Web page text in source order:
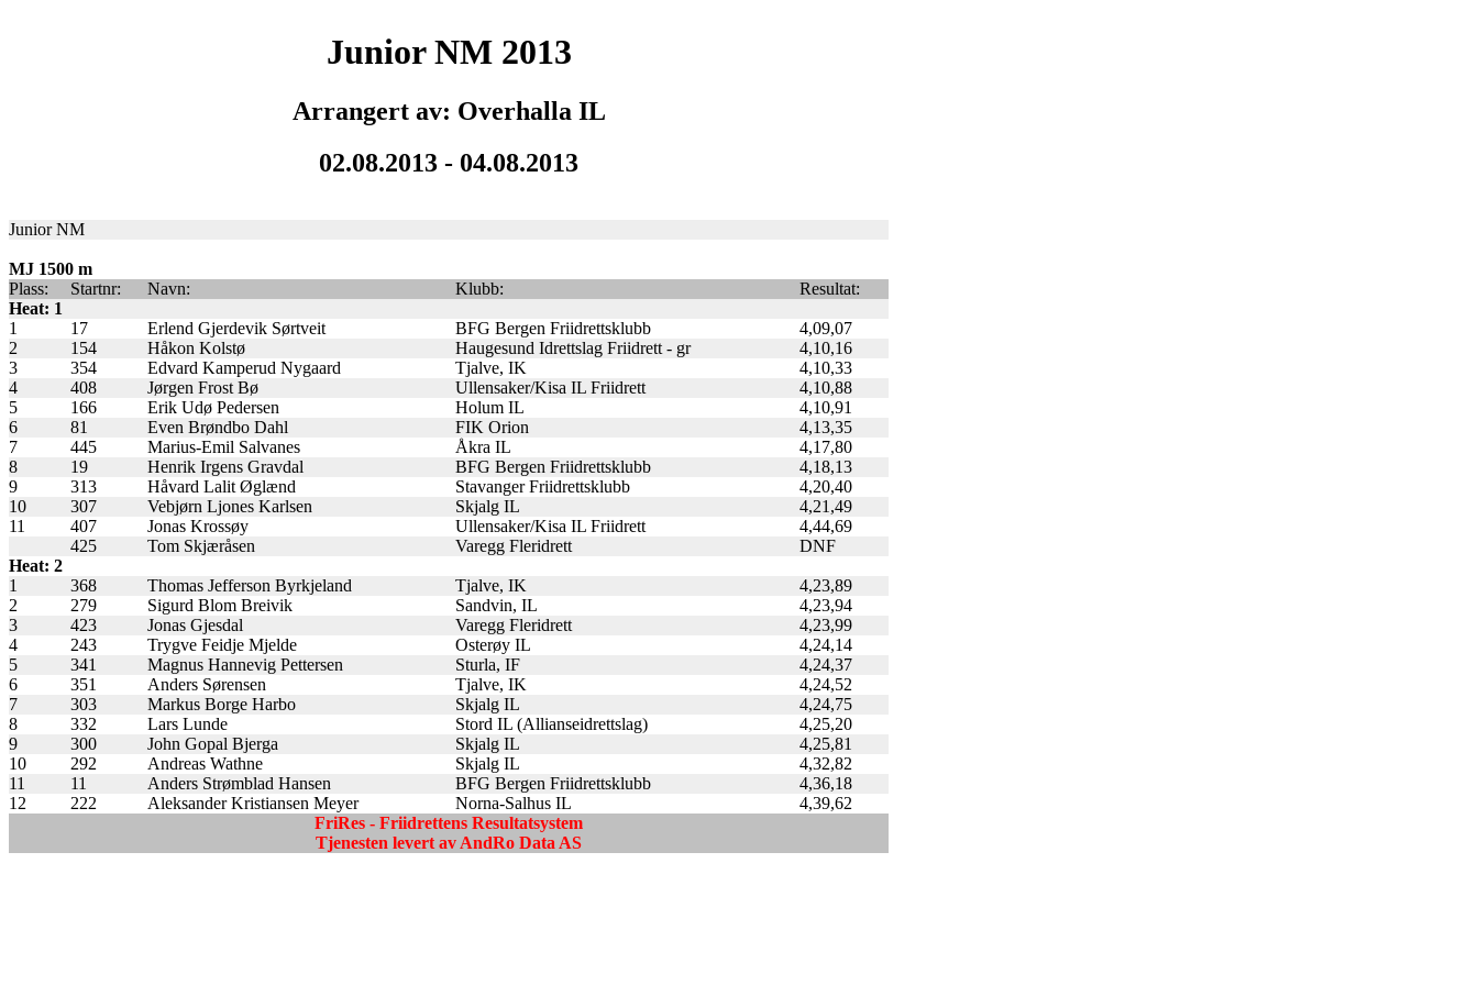
Junior NM 2013
Arrangert av: Overhalla IL
02.08.2013 - 04.08.2013
Junior NM
MJ 1500 m
Plass:
Startnr: Navn: Klubb:
Resultat:
Heat: 1
1
17 Erlend Gjerdevik Sørtveit BFG Bergen Friidrettsklubb
4,09,07
2
154 Håkon Kolstø Haugesund Idrettslag Friidrett - gr
4,10,16
3
354 Edvard Kamperud Nygaard Tjalve, IK
4,10,33
4
408 Jørgen Frost Bø Ullensaker/Kisa IL Friidrett
4,10,88
5
166 Erik Udø Pedersen Holum IL
4,10,91
6
81 Even Brøndbo Dahl FIK Orion
4,13,35
7
445 Marius-Emil Salvanes Åkra IL
4,17,80
8
19 Henrik Irgens Gravdal BFG Bergen Friidrettsklubb
4,18,13
9
313 Håvard Lalit Øglænd Stavanger Friidrettsklubb
4,20,40
10
307 Vebjørn Ljones Karlsen Skjalg IL
4,21,49
11
407 Jonas Krossøy Ullensaker/Kisa IL Friidrett
4,44,69
425
Tom Skjæråsen Varegg Fleridrett
DNF
Heat: 2
1
368 Thomas Jefferson Byrkjeland Tjalve, IK
4,23,89
2
279 Sigurd Blom Breivik Sandvin, IL
4,23,94
3
423 Jonas Gjesdal Varegg Fleridrett
4,23,99
4
243 Trygve Feidje Mjelde Osterøy IL
4,24,14
5
341 Magnus Hannevig Pettersen Sturla, IF
4,24,37
6
351 Anders Sørensen Tjalve, IK
4,24,52
7
303 Markus Borge Harbo Skjalg IL
4,24,75
8
332 Lars Lunde Stord IL (Allianseidrettslag)
4,25,20
9
300 John Gopal Bjerga Skjalg IL
4,25,81
10
292 Andreas Wathne Skjalg IL
4,32,82
11
11 Anders Strømblad Hansen BFG Bergen Friidrettsklubb
4,36,18
12
222 Aleksander Kristiansen Meyer Norna-Salhus IL
4,39,62
FriRes - Friidrettens Resultatsystem
Tjenesten levert av AndRo Data AS